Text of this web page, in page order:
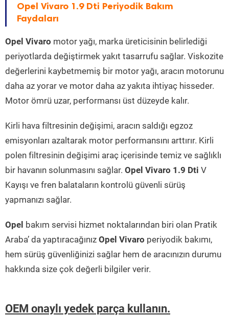
Opel Vivaro 1.9 Dti Periyodik Bakım
Faydaları
Opel Vivaro motor yağı, marka üreticisinin belirlediği
periyotlarda değiştirmek yakıt tasarrufu sağlar. Viskozite
değerlerini kaybetmemiş bir motor yağı, aracın motorunu
daha az yorar ve motor daha az yakıta ihtiyaç hisseder.
Motor ömrü uzar, performansı üst düzeyde kalır.
Kirli hava filtresinin değişimi, aracın saldığı egzoz
emisyonları azaltarak motor performansını arttırır. Kirli
polen filtresinin değişimi araç içerisinde temiz ve sağlıklı
bir havanın solunmasını sağlar. Opel Vivaro 1.9 Dti V
Kayışı ve fren balataların kontrolü güvenli sürüş
yapmanızı sağlar.
Opel bakım servisi hizmet noktalarından biri olan Pratik
Araba’ da yaptıracağınız Opel Vivaro periyodik bakımı,
hem sürüş güvenliğinizi sağlar hem de aracınızın durumu
hakkında size çok değerli bilgiler verir.
OEM onaylı yedek parça kullanın.